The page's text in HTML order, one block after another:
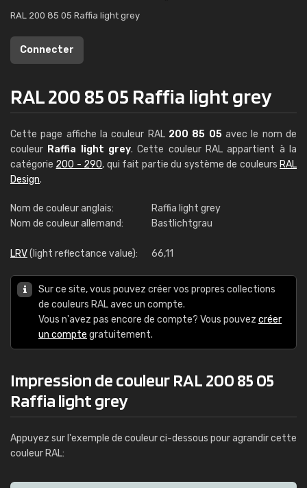
RAL 200 85 05 Raffia light grey
Connecter
RAL 200 85 05 Raffia light grey
Cette page affiche la couleur RAL 200 85 05avec le nom de
couleur Raffia light grey. Cette couleur RAL appartient à la
catégorie 200 - 290, qui fait partie du système de couleurs RAL
Design.
Nom de couleur anglais:
Raffia light grey
Nom de couleur allemand:
Bastlichtgrau
LRV(light reflectance value): 66,11
Sur ce site, vous pouvez créer vos propres collections
de couleurs RAL avec un compte.
Vous n'avez pas encore de compte? Vous pouvez créer
un compte gratuitement.
Impression de couleur RAL 200 85 05
Raffia light grey
Appuyez sur l'exemple de couleur ci-dessous pour agrandir cette
couleur RAL: